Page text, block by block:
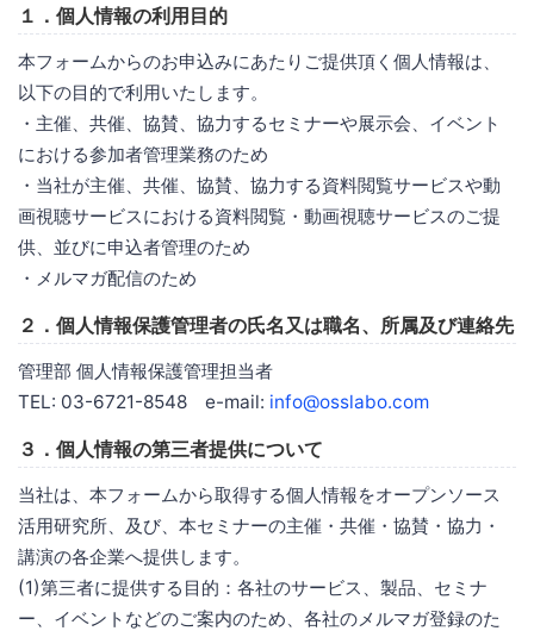
１．個人情報の利用目的
本フォームからのお申込みにあたりご提供頂く個人情報は、
以下の目的で利用いたします。
・主催、共催、協賛、協力するセミナーや展示会、イベント
における参加者管理業務のため
・当社が主催、共催、協賛、協力する資料閲覧サービスや動
画視聴サービスにおける資料閲覧・動画視聴サービスのご提
供、並びに申込者管理のため
・メルマガ配信のため
２．個人情報保護管理者の氏名又は職名、所属及び連絡先
管理部 個人情報保護管理担当者
TEL: 03-6721-8548 e-mail: info@osslabo.com
３．個人情報の第三者提供について
当社は、本フォームから取得する個人情報をオープンソース
活用研究所、及び、本セミナーの主催・共催・協賛・協力・
講演の各企業へ提供します。
(1)第三者に提供する目的：各社のサービス、製品、セミナ
ー、イベントなどのご案内のため、各社のメルマガ登録のた